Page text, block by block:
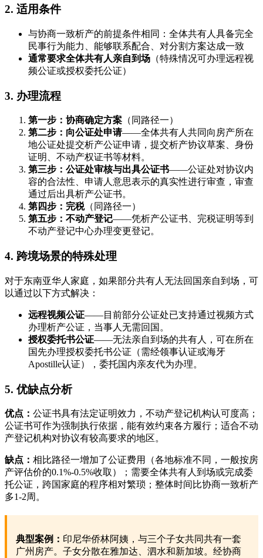
2. 适用条件
与协商一致析产的前提条件相同：全体共有人具备完全
民事行为能力、能够联系配合、对分割方案达成一致
通常要求全体共有人亲自到场 （特殊情况可办理远程视
频公证或授权委托公证）
3. 办理流程
第一步：协商确定方案 （同路径一）
第二步：向公证处申请——全体共有人共同向房产所在
地公证处提交析产公证申请，提交析产协议草案、身份
证明、不动产权证书等材料。
第三步：公证处审核与出具公证书——公证处对协议内
容的合法性、申请人意思表示的真实性进行审查，审查
通过后出具析产公证书。
第四步：完税（同路径一）
第五步：不动产登记——凭析产公证书、完税证明等到
不动产登记中心办理变更登记。
4. 跨境场景的特殊处理
对于东南亚华人家庭，如果部分共有人无法回国亲自到场，可
以通过以下方式解决：
远程视频公证——目前部分公证处已支持通过视频方式
办理析产公证，当事人无需回国。
授权委托书公证——无法亲自到场的共有人，可在所在
国先办理授权委托书公证（需经领事认证或海牙
Apostille认证），委托国内亲友代为办理。
5. 优缺点分析
优点： 公证书具有法定证明效力，不动产登记机构认可度高；
公证书可作为强制执行依据，能有效约束各方履行；适合不动
产登记机构对协议有较高要求的地区。
缺点： 相比路径一增加了公证费用（各地标准不同，一般按房
产评估价的0.1%-0.5%收取）；需要全体共有人到场或完成委
托公证，跨国家庭的程序相对繁琐；整体时间比协商一致析产
多1-2周。
典型案例： 印尼华侨林阿姨，与三个子女共同共有一套
广州房产。子女分散在雅加达、泗水和新加坡。经协商